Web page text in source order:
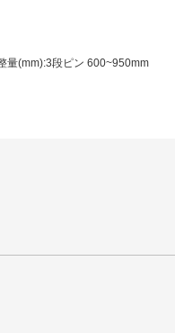
量(mm):3段ピン 600~950mm